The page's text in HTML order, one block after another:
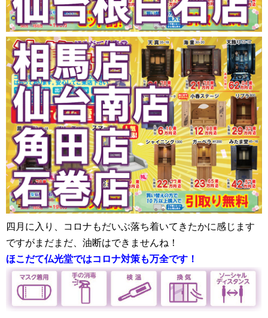
四月に入り、コロナもだいぶ落ち着いてきたかに感じます
ですがまだまだ、油断はできませんね！
ほこだて仏光堂ではコロナ対策も万全です！